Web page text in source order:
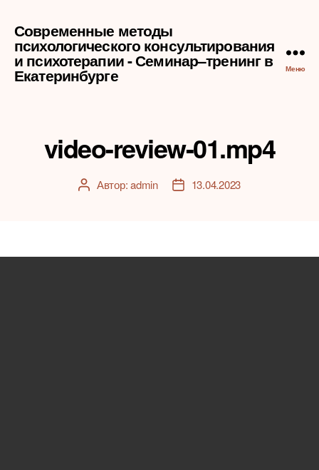
Современные методы
психологического консультирования
и психотерапии - Семинар–тренинг в
Екатеринбурге Меню
video-review-01.mp4
АвторАвтор:admin
Дата13.04.2023